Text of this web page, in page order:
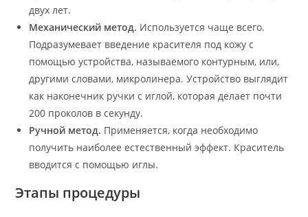
двух лет.
Механический метод. Используется чаще всего.
Подразумевает введение красителя под кожу с
помощью устройства, называемого контурным, или,
другими словами, микролинера. Устройство выглядит
как наконечник ручки с иглой, которая делает почти
200 проколов в секунду.
Ручной метод. Применяется, когда необходимо
получить наиболее естественный эффект. Краситель
вводится с помощью иглы.
Этапы процедуры